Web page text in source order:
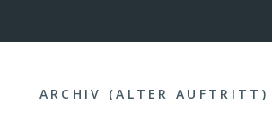
ARCHIV (ALTER AUFTRITT)